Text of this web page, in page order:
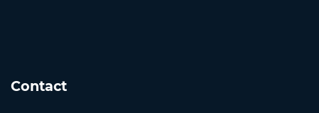
Contact